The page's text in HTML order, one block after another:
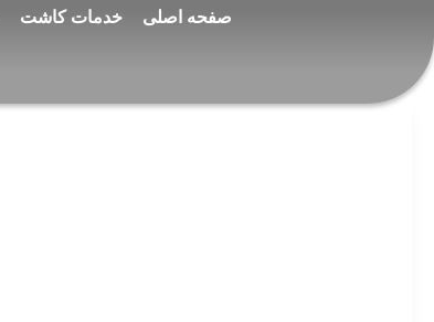
به
محتوا
صفحه اصلی خدمات کاشت